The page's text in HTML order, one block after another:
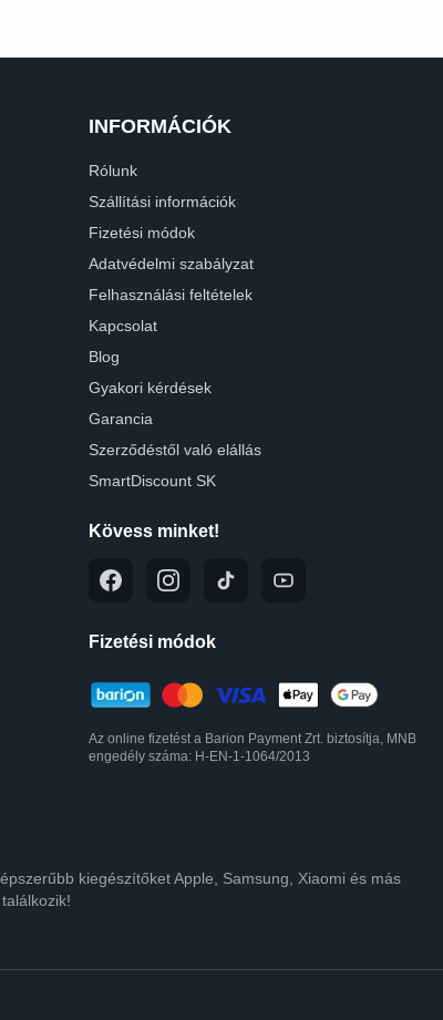
INFORMÁCIÓK
Rólunk
Szállítási információk
Fizetési módok
Adatvédelmi szabályzat
Felhasználási feltételek
Kapcsolat
Blog
Gyakori kérdések
Garancia
Szerződéstől való elállás
SmartDiscount SK
Kövess minket!
Fizetési módok
Az online fizetést a Barion Payment Zrt. biztosítja, MNB
engedély száma: H-EN-1-1064/2013
kiegészítőket Apple, Samsung, Xiaomi és más